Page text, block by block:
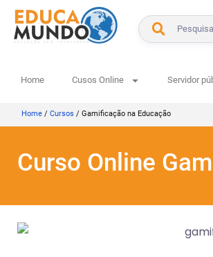
Home Cusos Online Servidor
Home / Cursos / Gamificação na Educação
Curso Online